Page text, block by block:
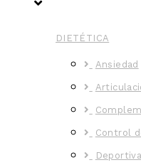
DIETÉTICA
Ansiedad
Control
Deportiva